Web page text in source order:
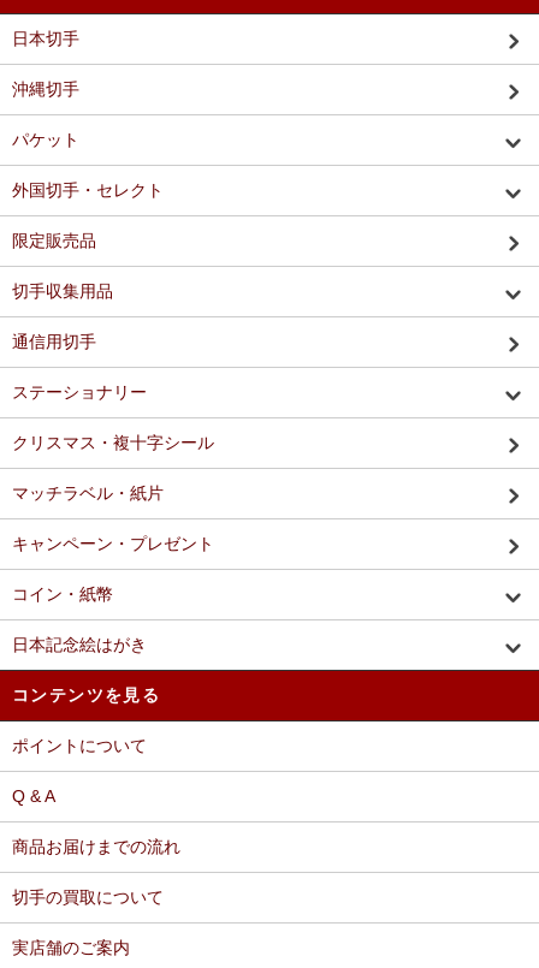
日本切手
沖縄切手
パケット
外国切手・セレクト
限定販売品
切手収集用品
通信用切手
ステーショナリー
クリスマス・複十字シール
マッチラベル・紙片
キャンペーン・プレゼント
コイン・紙幣
日本記念絵はがき
コンテンツを見る
ポイントについて
Q & A
商品お届けまでの流れ
切手の買取について
実店舗のご案内